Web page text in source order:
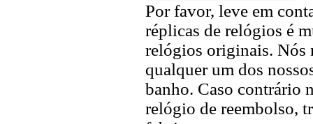
Por favor, leve em
réplicas de relógios é
relógios originais. Nós
qualquer um dos
banho. Caso contrário
relógio de reembolso,